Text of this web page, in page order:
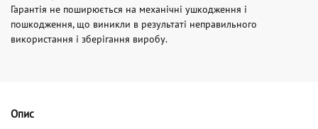
Гарантія не поширюється на механічні ушкодження і
пошкодження, що виникли в результаті неправильного
використання і зберігання виробу.
Опис